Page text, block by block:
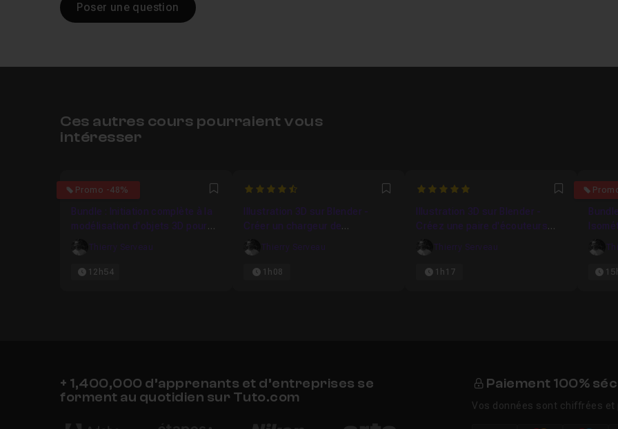
Poser une question
Ces autres cours pourraient vous
intéresser
Promo -48%
5 Favori
Bundle : Initiation complète à la
modélisation d'objets 3D pour
débutant sur Blender
Thierry Serveau
12h54
4.8888888888889 Favori
Illustration 3D sur Blender -
Créer un chargeur de
smartphone réaliste
Thierry Serveau
1h08
5 Favori
Illustration 3D sur Blender -
Créez une paire d'écouteurs
réalistes
Thierry Serveau
1h17
5
+ 1,400,000 d’apprenants et d’entreprises se
forment au quotidien sur Tuto.com
Paiement 100%
Vos données sont chiffrées